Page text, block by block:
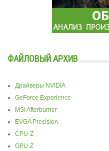
ФАЙЛОВЫЙ АРХИВ
Драйверы NVIDIA
GeForce Experience
MSI Afterburner
EVGA Precision
CPU-Z
GPU-Z